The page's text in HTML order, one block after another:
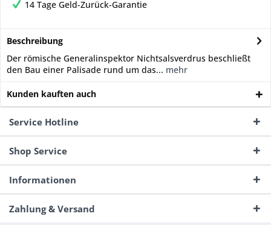
14 Tage Geld-Zurück-Garantie
Beschreibung
Der römische Generalinspektor Nichtsalsverdrus beschließt
den Bau einer Palisade rund um das... mehr
Kunden kauften auch
Service Hotline
Shop Service
Informationen
Zahlung & Versand